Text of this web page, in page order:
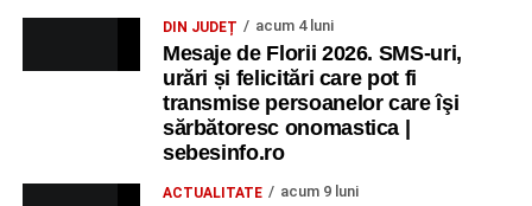
DIN JUDEȚ acum 4 luni
Mesaje de Florii 2026. SMS-uri,
urări și felicitări care pot fi
transmise persoanelor care îşi
sărbătoresc onomastica |
sebesinfo.ro
ACTUALITATE acum 9 luni